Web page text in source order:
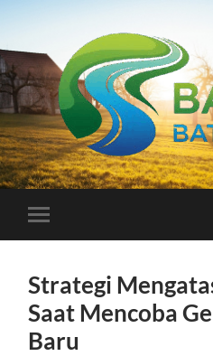
Toggle
mobile
Strategi
Saat Mencoba
Baru